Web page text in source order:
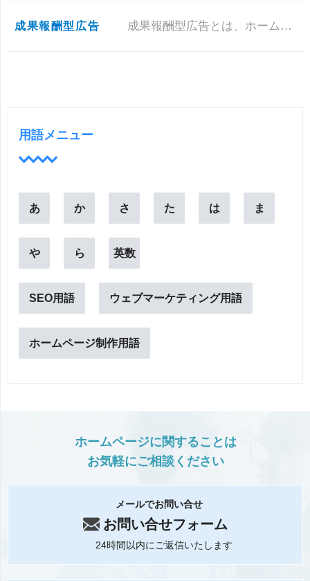
成果報酬型広告 成果報酬型広告とは、ホームページなどに表示されている広告から、ユーザーが資料請求や、登録、商品購入などのアクションを起し
用語メニュー
あ か さ た は ま
や ら 英数
SEO用語 ウェブマーケティング用語
ホームページ制作用語
ホームページに関することは
お気軽にご相談ください
メールでお問い合せ
お問い合せフォーム
24時間以内にご返信いたします